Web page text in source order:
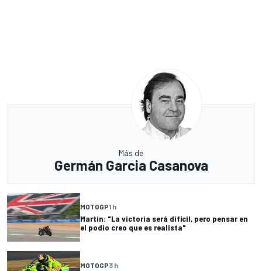
Más de
Germán Garcia Casanova
MOTOGP1 h
Martin: "La victoria será difícil, pero pensar en
el podio creo que es realista"
MOTOGP3 h